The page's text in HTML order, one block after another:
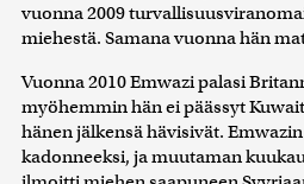
vuonna 2009
miehestä. Samana vuonna hän
Vuonna 2010 Emwazi palasi
myöhemmin hän ei päässyt
hänen jälkensä hävisivät.
kadonneeksi, ja muutaman